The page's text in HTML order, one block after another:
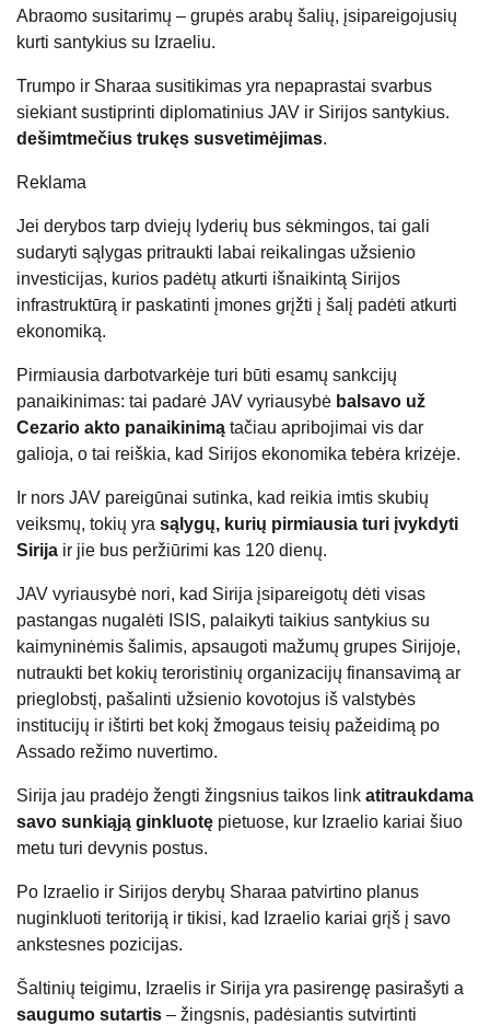
Abraomo susitarimų – grupės arabų šalių, įsipareigojusių
kurti santykius su Izraeliu.
Trumpo ir Sharaa susitikimas yra nepaprastai svarbus
siekiant sustiprinti diplomatinius JAV ir Sirijos santykius.
dešimtmečius trukęs susvetimėjimas.
Reklama
Jei derybos tarp dviejų lyderių bus sėkmingos, tai gali
sudaryti sąlygas pritraukti labai reikalingas užsienio
investicijas, kurios padėtų atkurti išnaikintą Sirijos
infrastruktūrą ir paskatinti įmones grįžti į šalį padėti atkurti
ekonomiką.
Pirmiausia darbotvarkėje turi būti esamų sankcijų
panaikinimas: tai padarė JAV vyriausybė balsavo už
Cezario akto panaikinimą tačiau apribojimai vis dar
galioja, o tai reiškia, kad Sirijos ekonomika tebėra krizėje.
Ir nors JAV pareigūnai sutinka, kad reikia imtis skubių
veiksmų, tokių yra sąlygų, kurių pirmiausia turi įvykdyti
Sirija ir jie bus peržiūrimi kas 120 dienų.
JAV vyriausybė nori, kad Sirija įsipareigotų dėti visas
pastangas nugalėti ISIS, palaikyti taikius santykius su
kaimyninėmis šalimis, apsaugoti mažumų grupes Sirijoje,
nutraukti bet kokių teroristinių organizacijų finansavimą ar
prieglobstį, pašalinti užsienio kovotojus iš valstybės
institucijų ir ištirti bet kokį žmogaus teisių pažeidimą po
Assado režimo nuvertimo.
Sirija jau pradėjo žengti žingsnius taikos link atitraukdama
savo sunkiąją ginkluotę pietuose, kur Izraelio kariai šiuo
metu turi devynis postus.
Po Izraelio ir Sirijos derybų Sharaa patvirtino planus
nuginkluoti teritoriją ir tikisi, kad Izraelio kariai grįš į savo
ankstesnes pozicijas.
Šaltinių teigimu, Izraelis ir Sirija yra pasirengę pasirašyti a
saugumo sutartis – žingsnis, padėsiantis sutvirtinti